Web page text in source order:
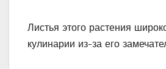
Листья этого растения
кулинарии из-за его